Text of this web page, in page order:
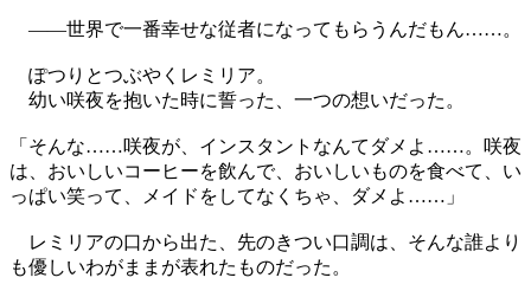
――世界で一番幸せな従者になってもらうんだもん……。
ぽつりとつぶやくレミリア。
幼い咲夜を抱いた時に誓った、一つの想いだった。
「そんな……咲夜が、インスタントなんてダメよ……。咲夜
は、おいしいコーヒーを飲んで、おいしいものを食べて、い
っぱい笑って、メイドをしてなくちゃ、ダメよ……」
レミリアの口から出た、先のきつい口調は、そんな誰より
も優しいわがままが表れたものだった。